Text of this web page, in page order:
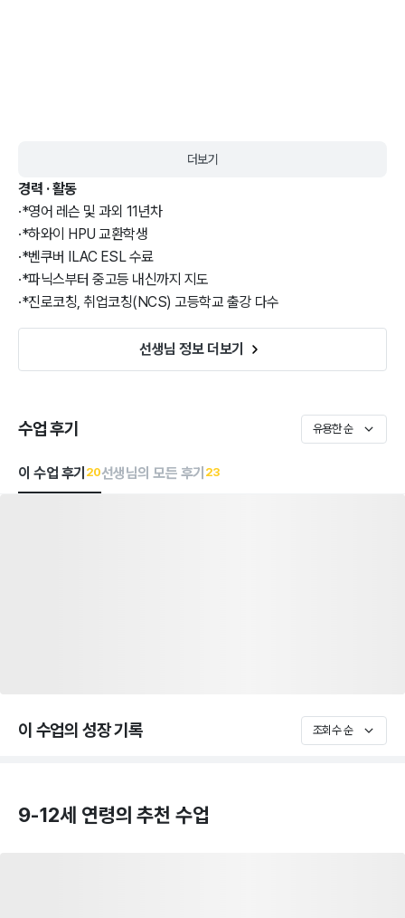
더보기
경력 · 활동
·*영어 레슨 및 과외 11년차
·*하와이 HPU 교환학생
·*벤쿠버 ILAC ESL 수료
·*파닉스부터 중고등 내신까지 지도
·*진로코칭, 취업코칭(NCS) 고등학교 출강 다수
선생님 정보 더보기
수업 후기 유용한 순
이 수업 후기 20선생님의 모든 후기 23
이 수업의 성장 기록 조회수 순
9-12세 연령의 추천 수업